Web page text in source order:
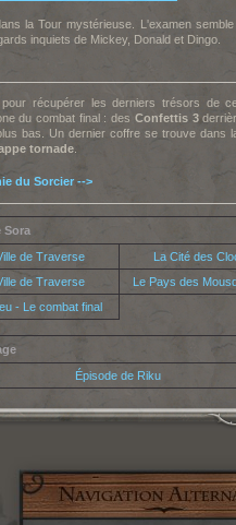
la Tour mystérieuse. L'examen
inquiets de Mickey, Donald et Dingo.
récupérer les derniers trésors de
du combat final : des Confettis 3
bas. Un dernier coffre se trouve dans
tornade.
du Sorcier -->
Sora
de Traverse
La Cité des
de Traverse
Le Pays des
- Le combat final
Épisode de Riku